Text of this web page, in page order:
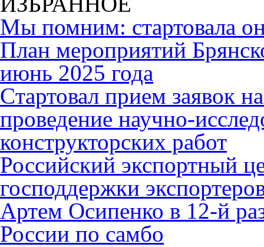
Мы помним: стартовала
План мероприятий
июнь 2025 года
Cтартовал прием заявок
проведение научно-
конструкторских работ
Российский экспортный
господдержки
Артем Осипенко в 12-й
России по самбо